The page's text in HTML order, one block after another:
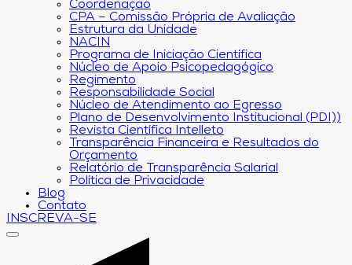
Coordenação
CPA – Comissão Própria de Avaliação
Estrutura da Unidade
NACIN
Programa de Iniciação Científica
Núcleo de Apoio Psicopedagógico
Regimento
Responsabilidade Social
Núcleo de Atendimento ao Egresso
Plano de Desenvolvimento Institucional (PDI))
Revista Científica Intelleto
Transparência Financeira e Resultados do
Orçamento
Relatório de Transparência Salarial
Política de Privacidade
Blog
Contato
INSCREVA-SE